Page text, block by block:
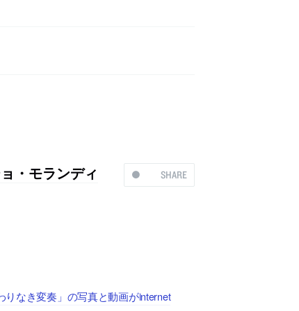
SHARE
・モランディ
なき変奏」の写真と動画がinternet